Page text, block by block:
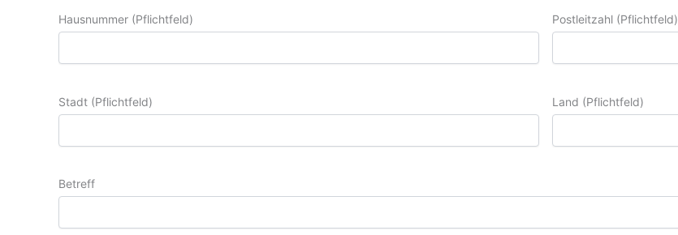
Hausnummer (Pflichtfeld) Postleitzahl (Pflichtfeld)
Stadt (Pflichtfeld) Land (Pflichtfeld)
Betreff